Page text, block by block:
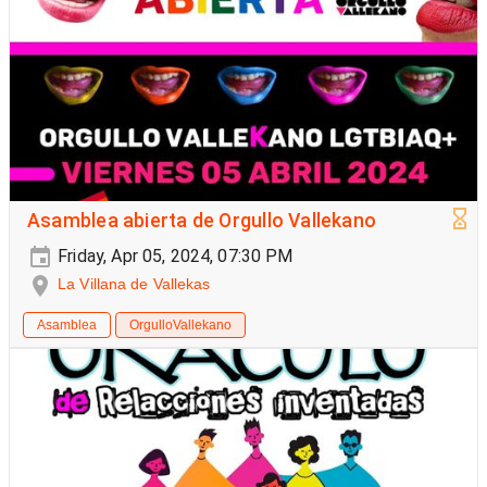
Asamblea abierta de Orgullo Vallekano
Friday, Apr 05, 2024, 07:30 PM
La Villana de Vallekas
Asamblea OrgulloVallekano